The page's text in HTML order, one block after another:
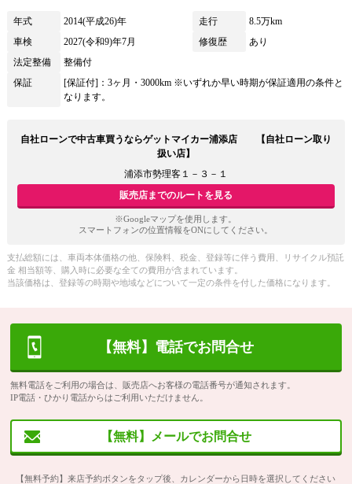
年式 2014(平成26)年 走行
8.5万km
車検
2027(令和9)年7月 修復歴
あり
法定整備
整備付
保証
[保証付]：3ヶ月・3000km ※いずれか早い時期が保証適用の条件と
なります。
自社ローンで中古車買うならゲットマイカー浦添店 【自社ローン取り
扱い店】
浦添市勢理客１－３－１
販売店までのルートを見る
※Googleマップを使用します。
スマートフォンの位置情報をONにしてください。
支払総額には、車両本体価格の他、保険料、税金、登録等に伴う費用、リサイクル預託
金 相当額等、購入時に必要な全ての費用が含まれています。
当該価格は、登録等の時期や地域などについて一定の条件を付した価格になります。
【無料】電話でお問合せ
無料電話をご利用の場合は、販売店へお客様の電話番号が通知されます。
IP電話・ひかり電話からはご利用いただけません。
【無料】メールでお問合せ
【無料予約】来店予約ボタンをタップ後、カレンダーから日時を選択してください